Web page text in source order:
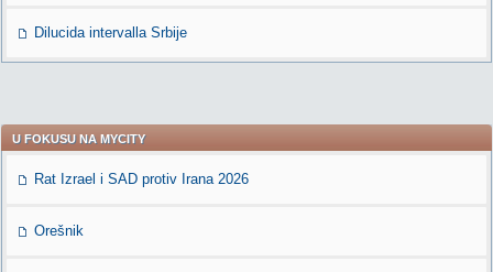
Dilucida intervalla Srbije
U FOKUSU NA MYCITY
Rat Izrael i SAD protiv Irana 2026
Orešnik